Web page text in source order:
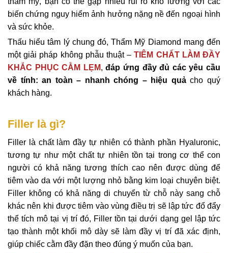
biến chứng nguy hiểm ảnh hưởng nặng nề đến ngoại hình
và sức khỏe.
Thấu hiểu tâm lý chung đó, Thẩm Mỹ Diamond mang đến
một giải pháp không phẫu thuật –TIÊM CHẤT LÀM ĐẦY
KHẮC PHỤC CẰM LẸM,đáp ứng đầy đủ các yêu cầu
về tính: an toàn – nhanh chóng – hiệu quảcho quý
khách hàng.
Filler là gì?
Filler là chất làm đầy tự nhiên có thành phần Hyaluronic,
tương tự như một chất tự nhiên tồn tại trong cơ thể con
người có khả năng tương thích cao nên được dùng để
tiêm vào da với một lượng nhỏ bằng kim loại chuyên biệt.
Filler không có khả năng di chuyển từ chỗ này sang chỗ
khác nên khi được tiêm vào vùng điều trị sẽ lập tức đổ đẩy
thể tích mô tại vị trí đó, Filler tồn tại dưới dạng gel lập tức
tạo thành một khối mô dày sẽ làm đầy vị trí đã xác định,
giúp chiếc cằm đầy đặn theo đúng ý muốn của bạn.